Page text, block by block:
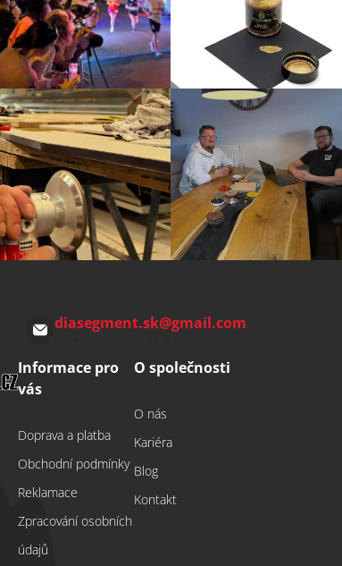
diasegment.sk@gmail.com
Informace pro
vás
Doprava a platba
Obchodní podmínky
Reklamace
Zpracování osobních
údajů
O společnosti
O nás
Kariéra
Blog
Kontakt